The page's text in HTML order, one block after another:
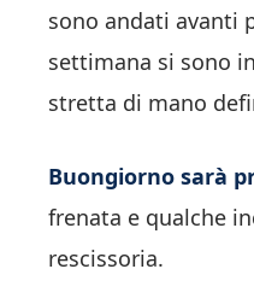
sono andati avanti
settimana si sono
stretta di mano
Buongiorno sarà
frenata e qualche
rescissoria.